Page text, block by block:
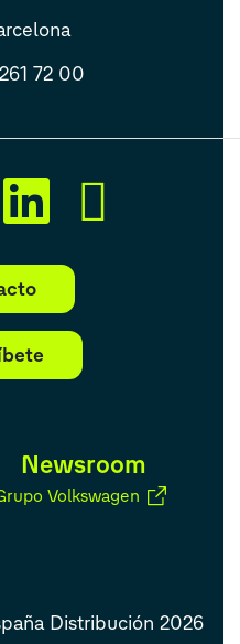
72 00
Newsroom
Volkswagen
Distribución 2026